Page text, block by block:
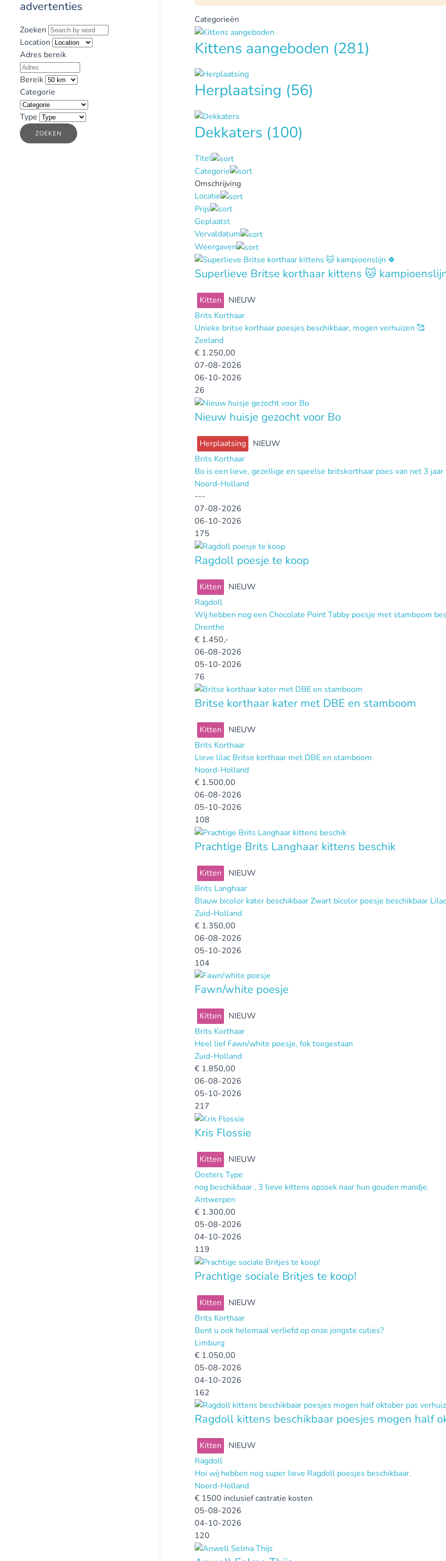
Categorieën
Kittens aangeboden (281)
Herplaatsing (56)
Dekkaters (100)
Titel
Categorie
Omschrijving
Locatie
Prijs
Geplaatst
Vervaldatum
Weergaven
Superlieve Britse korthaar kittens 🐱
Kitten
NIEUW
Brits Korthaar
Unieke britse korthaar poesjes beschikbaar, mogen verhuizen 🥰
Zeeland
€ 1.250,00
07-08-2026
06-10-2026
26
Nieuw huisje gezocht voor Bo
Herplaatsing
NIEUW
Brits Korthaar
Bo is een lieve, gezellige en speelse britskorthaar poes van net 3
Noord-Holland
---
07-08-2026
06-10-2026
175
Ragdoll poesje te koop
Kitten
NIEUW
Ragdoll
Wij hebben nog een Chocolate Point Tabby poesje met stamboom
Drenthe
€ 1.450,-
06-08-2026
05-10-2026
76
Britse korthaar kater met DBE en stamboom
Kitten
NIEUW
Brits Korthaar
Lieve lilac Britse korthaar met DBE en stamboom
Noord-Holland
€ 1.500,00
06-08-2026
05-10-2026
108
Prachtige Brits Langhaar kittens beschik
Kitten
NIEUW
Brits Langhaar
Blauw bicolor kater beschikbaar Zwart bicolor poesje beschikbaar
Zuid-Holland
€ 1.350,00
06-08-2026
05-10-2026
104
Fawn/white poesje
Kitten
NIEUW
Brits Korthaar
Heel lief Fawn/white poesje, fok toegestaan
Zuid-Holland
€ 1.850,00
06-08-2026
05-10-2026
217
Kris Flossie
Kitten
NIEUW
Oosters Type
nog beschikbaar , 3 lieve kittens opzoek naar hun gouden mandje.
Antwerpen
€ 1.300,00
05-08-2026
04-10-2026
119
Prachtige sociale Britjes te koop!
Kitten
NIEUW
Brits Korthaar
Bent u ook helemaal verliefd op onze jongste cuties?
Limburg
€ 1.050,00
05-08-2026
04-10-2026
162
Ragdoll kittens beschikbaar poesjes mogen half
Kitten
NIEUW
Ragdoll
Hoi wij hebben nog super lieve Ragdoll poesjes beschikbaar.
Noord-Holland
€ 1500 inclusief castratie kosten
05-08-2026
04-10-2026
120
advertenties
Zoeken
Location
Adres bereik
Bereik
Categorie
Type
ZOEKEN